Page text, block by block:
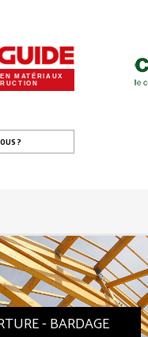
MATÉRIAUX
?
- BARDAGE